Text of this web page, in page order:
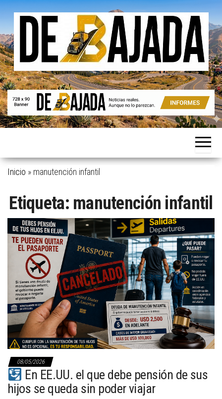
Saltar
contenido
De
Bajada
Noticias
Aunque
parezcan.
Inicio » manutención infantil
Etiqueta: manutención infantil
08/05/2026
En EE.UU. el que debe pensión de sus
hijos se queda sin poder viajar